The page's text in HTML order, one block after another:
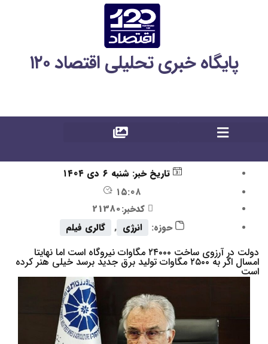
پایگاه خبری تحلیلی اقتصاد ۱۲۰
تاریخ خبر: شنبه ۶ دی ۱۴۰۴
۱۵:۰۸
کدخبر:21380
حوزه:
انرژی , گالری فیلم
دولت در آرزوی ساخت ۲۴۰۰۰ مگاوات نیروگاه است اما نهایتا
امسال اگر به ۲۵۰۰ مگاوات تولید برق جدید برسد خیلی هنر کرده
است